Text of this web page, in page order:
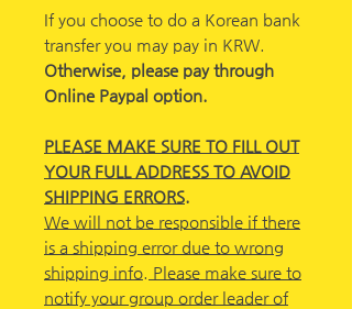
If you choose to do a Korean bank
transfer you may pay in KRW.
Otherwise, please pay through
Online Paypal option.
PLEASE MAKE SURE TO FILL OUT
YOUR FULL ADDRESS TO AVOID
SHIPPING ERRORS.
We will not be responsible if there
is a shipping error due to wrong
shipping info. Please make sure to
notify your group order leader of